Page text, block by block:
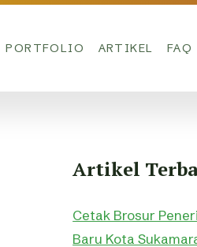
PORTFOLIO ARTIKEL FAQ
Artikel
Cetak Brosur
Baru Kota